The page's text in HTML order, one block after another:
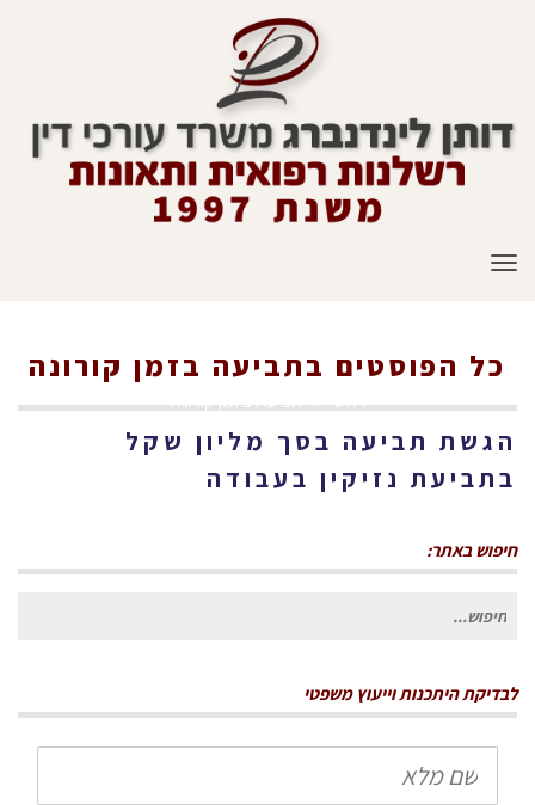
תפריט
ראשי » תביעה בזמן קורונה
כל הפוסטים בתביעה בזמן קורונה
הגשת תביעה בסך מליון שקל
בתביעת נזיקין בעבודה
חיפוש באתר:
חיפוש
לבדיקת היתכנות וייעוץ משפטי
שם
מלא